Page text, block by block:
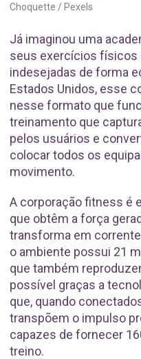
Choquette / Pexels
Já imaginou uma
seus exercícios físicos
indesejadas de forma
Estados Unidos, esse
nesse formato que
treinamento que
pelos usuários e
colocar todos os
movimento.
A corporação fitness é
que obtêm a força
transforma em
o ambiente possui 21
que também
possível graças a
que, quando
transpõem o impulso
capazes de fornecer
treino.